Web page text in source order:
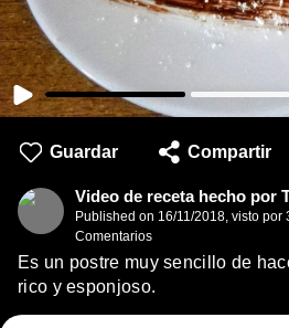
Guardar Compartir
Video de receta hecho por
Published on 16/11/2018, visto por
Comentarios
Es un postre muy sencillo de
rico y esponjoso.